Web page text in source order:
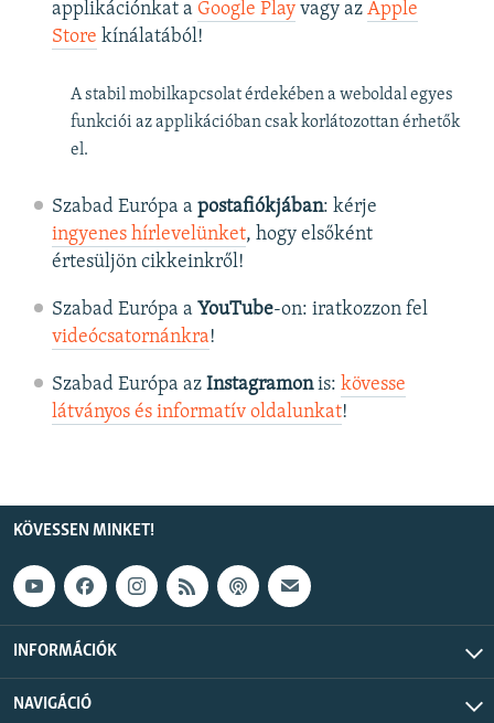
applikációnkat a Google Playvagy az Apple
Store kínálatából!
A stabil mobilkapcsolat érdekében a weboldal egyes
funkciói az applikációban csak korlátozottan érhetők
el.
Szabad Európa a postafiókjában: kérje
ingyenes hírlevelünket, hogy elsőként
értesüljön cikkeinkről!
Szabad Európa a YouTube-on: iratkozzon fel
videócsatornánkra!
Szabad Európa az Instagramonis: kövesse
látványos és informatív oldalunkat! ​
KÖVESSEN MINKET!
INFORMÁCIÓK
NAVIGÁCIÓ